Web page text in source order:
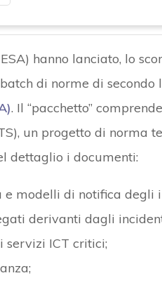
hanno lanciato, lo
di norme di secondo
. Il “pacchetto”
un progetto di norma
dettaglio i documenti:
e modelli di notifica degli
derivanti dagli
servizi ICT critici;